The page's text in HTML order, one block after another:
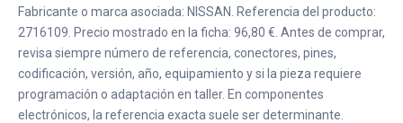
Fabricante o marca asociada: NISSAN. Referencia del producto:
2716109. Precio mostrado en la ficha: 96,80 €. Antes de comprar,
revisa siempre número de referencia, conectores, pines,
codificación, versión, año, equipamiento y si la pieza requiere
programación o adaptación en taller. En componentes
electrónicos, la referencia exacta suele ser determinante.